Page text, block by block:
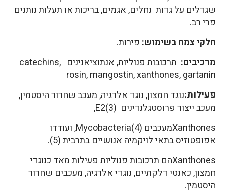
שגדלים על גדות נחלים, אגמים, בריכות או תעלות נותנים
פרי רב.
חלקי צמח בשימוש: פירות.
מרכיבים:
תרכובות פנוליות, אנתוציאנינים catechins,
rosin, mangostin, xanthones, gartanin
פעילות:נוגד חמצון, נוגד אלרגיה, מעכב שחרור היסטמין,
מעכב ייצור פרוסטגלנדינים E2(3),
Xanthonesמעכבים Mycobacteria(4), ועודדו
אפופטוזיס בתאי לויקמיה אנושיים בתרבית (5).
Xanthonesהם תרכובות פנוליות פעילות מאד כנוגדי
חמצון, כאנטי דלקתיים, נוגדי אלרגיה, מעכבים שחרור
היסטמין.